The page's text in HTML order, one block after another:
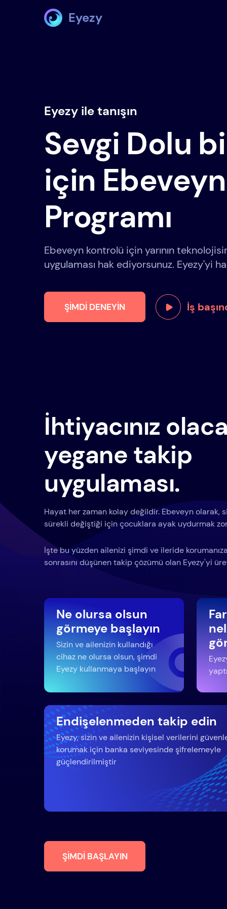
Eyezy
Eyezy ile tanışın
Sevgi Dolu
için
Programı
Ebeveyn kontrolü için yarının
uygulaması hak ediyorsunuz. Eyezy'yi
ŞIMDI DENEYIN İş
İhtiyacınız
yegane takip
uygulaması.
Hayat her zaman kolay değildir. Ebeveyn olarak,
sürekli değiştiği için çocuklara ayak uydurmak
İşte bu yüzden ailenizi şimdi ve ileride
sonrasını düşünen takip çözümü olan Eyezy'yi
Ne olursa olsun
görmeye başlayın
Sizin ve ailenizin kullandığı
cihaz ne olursa olsun, şimdi
Eyezy kullanmaya başlayın
Endişelenmeden takip edin
Eyezy, sizin ve ailenizin kişisel verilerini
korumak için banka seviyesinde şifrelemeyle
güçlendirilmiştir
ŞIMDI BAŞLAYIN